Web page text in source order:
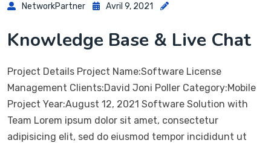
NetworkPartner Avril 9, 2021
Knowledge Base & Live Chat
Project Details Project Name:Software License
Management Clients:David Joni Poller Category:Mobile
Project Year:August 12, 2021 Software Solution with
Team Lorem ipsum dolor sit amet, consectetur
adipisicing elit, sed do eiusmod tempor incididunt ut